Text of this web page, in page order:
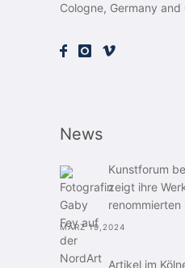
Cologne, Germany
News
Kunstforum
zeigt ihre
renommierten
MÄRZ 19,2024
Artikel im